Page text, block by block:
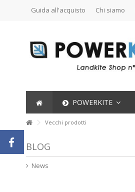
Guida all'acquisto Chi siamo
POWERKITE
Vecchi prodotti
BLOG
News